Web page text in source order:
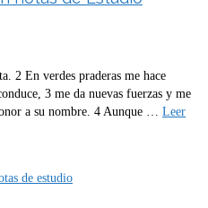
2 En verdes praderas me hace
3 me da nuevas fuerzas y me
a su nombre. 4 Aunque … Leer